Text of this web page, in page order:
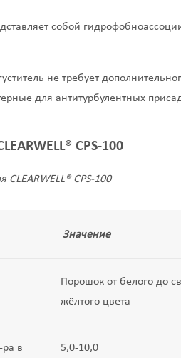
собой
не требует
для антитурбулентных
CPS-100
CPS-100
Значение
Порошок от белого до
жёлтого цвета
ра в
5,0-10,0